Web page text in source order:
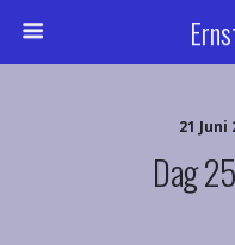
21 Juni
Dag